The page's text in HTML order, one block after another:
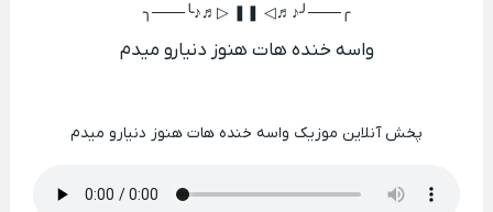
╭───╯♪♬◁ ❚❚ ▷♬♪╰───╮
واسه خنده هات هنوز دنیارو میدم
پخش آنلاین موزیک واسه خنده هات هنوز دنیارو میدم